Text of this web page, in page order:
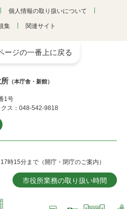
個人情報の取り扱いについて
集 関連サイト
ージの一番上に戻る
（本庁舎・新館）
1号
ス：048-542-9818
時15分まで（開庁・閉庁のご案内）
市役所業務の取り扱い時間